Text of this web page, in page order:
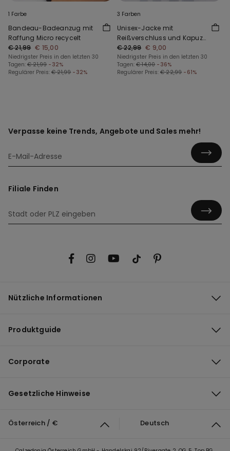
1 Farbe
Bandeau-Badeanzug mit
Raffung Micro recycelt
€ 21,99 € 15,00
Niedrigster Preis in den letzten 30
Tagen: € 21,99 -32%
Regulärer Preis: € 21,99 -32%
3 Farben
Unisex-Jacke mit
Reißverschluss und Kapuze
aus Funktionsgewebe für
Kinder
€ 22,99 € 9,00
Niedrigster Preis in den letzten 30
Tagen: € 14,00 -36%
Regulärer Preis: € 22,99 -61%
Verpasse keine Trends, Angebote und Sales mehr!
Filiale Finden
Nützliche Informationen
Produktguide
Corporate
Gesetzliche Hinweise
Österreich / € Deutsch